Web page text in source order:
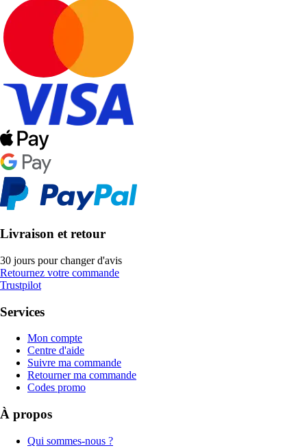
Livraison et retour
30 jours pour changer d'avis
Retournez votre commande
Trustpilot
Services
Mon compte
Centre d'aide
Suivre ma commande
Retourner ma commande
Codes promo
À propos
Qui sommes-nous ?